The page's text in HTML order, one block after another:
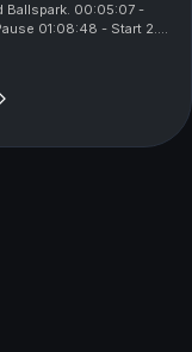
00:05:07 -
01:08:48 - Start 2.
- 1-1 til Brann